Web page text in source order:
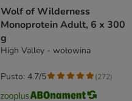
Wolf of Wilderness
Monoprotein Adult, 6 x 300
g
High Valley - wołowina
Pusto: 4.7/5 (272)